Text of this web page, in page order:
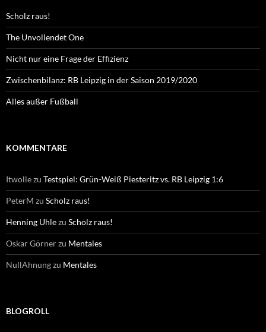
Scholz raus!
The Unvollendet One
Nicht nur eine Frage der Effizienz
Zwischenbilanz: RB Leipzig in der Saison 2019/2020
Alles außer Fußball
KOMMENTARE
Itwollezu Testspiel: Grün-Weiß Piesteritz vs. RB Leipzig 1:6
PeterM zu Scholz raus!
Henning Uhlezu Scholz raus!
Oskar Görnerzu Mentales
NullAhnungzu Mentales
BLOGROLL